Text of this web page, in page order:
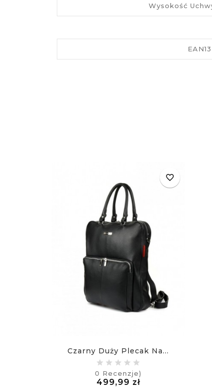
Wysokość
EAN13
favorite_border
Czarny Duży Plecak Na...
0 Recenzje)
499,99 złCena